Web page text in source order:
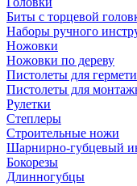
Биты с торцевой
Наборы ручного
Ножовки
Ножовки по дереву
Пистолеты для
Пистолеты для
Рулетки
Степлеры
Строительные ножи
Шарнирно-губцевый
Бокорезы
Длинногубцы